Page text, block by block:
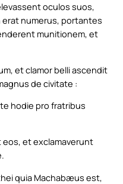
oculos suos,
numerus, portantes
munitionem, et
et clamor belli ascendit
de civitate :
hodie pro fratribus
et exclamaverunt
quia Machabæus est,